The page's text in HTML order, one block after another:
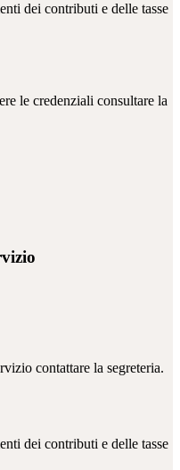
dei contributi e delle tasse
le credenziali consultare la
contattare la segreteria.
dei contributi e delle tasse